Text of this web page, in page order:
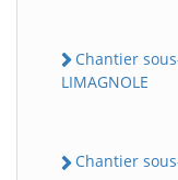
Chantier
LIMAGNOLE
Chantier